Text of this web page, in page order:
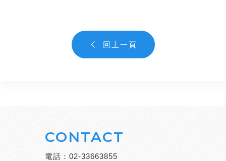
回上一頁
CONTACT
電話： 02-33663855